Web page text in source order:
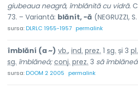
giubeaua neagră, îmblănită cu vidră.
73. – Variantă: blănít, -ă (NEGRUZZI,
sursa:DLRLC 1955-1957 permalink
îmblăní (a ~) vb., ind. prez. 1 sg. și 3 pl.
sg. îmblăneá; conj. prez. 3 să
sursa:DOOM 2 2005 permalink